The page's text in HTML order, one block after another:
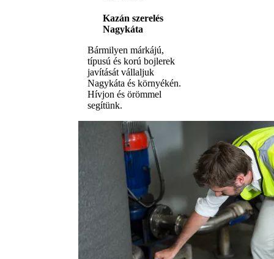
Kazán szerelés
Nagykáta
Bármilyen márkájú,
típusú és korú bojlerek
javítását vállaljuk
Nagykáta és környékén.
Hívjon és örömmel
segítünk.